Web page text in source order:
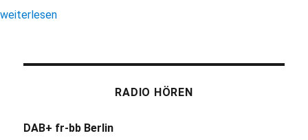
„MABB: Planungssicherheit für nichtkommerzielles Radio in
weiterlesen
RADIO HÖREN
DAB+ fr-bb Berlin